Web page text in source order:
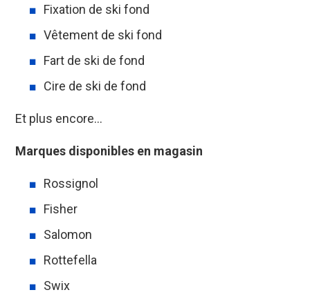
Fixation de ski fond
Vêtement de ski fond
Fart de ski de fond
Cire de ski de fond
Et plus encore…
Marques disponibles en magasin
Rossignol
Fisher
Salomon
Rottefella
Swix